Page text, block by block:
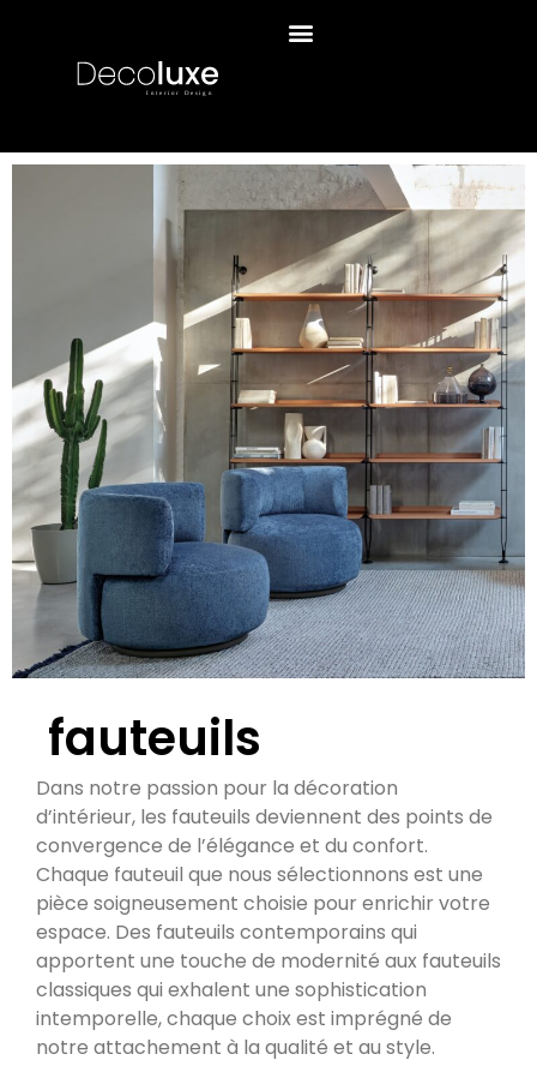
fauteuils
Dans notre passion pour la décoration
d’intérieur, les fauteuils deviennent des points de
convergence de l’élégance et du confort.
Chaque fauteuil que nous sélectionnons est une
pièce soigneusement choisie pour enrichir votre
espace. Des fauteuils contemporains qui
apportent une touche de modernité aux fauteuils
classiques qui exhalent une sophistication
intemporelle, chaque choix est imprégné de
notre attachement à la qualité et au style.